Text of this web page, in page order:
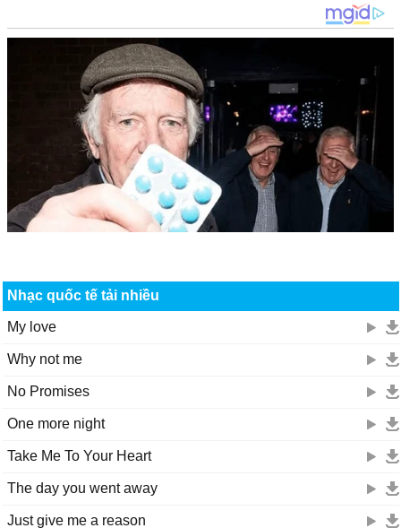
Nhạc quốc tế tải nhiều
My love
Why not me
No Promises
One more night
Take Me To Your Heart
The day you went away
Just give me a reason